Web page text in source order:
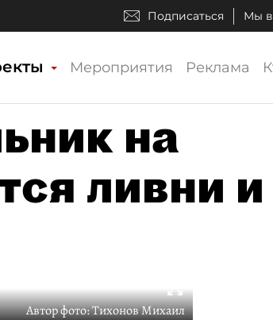
Подписаться Мы в
Мероприятия Реклама
на
ливни и
Автор фото:Тихонов Михаил